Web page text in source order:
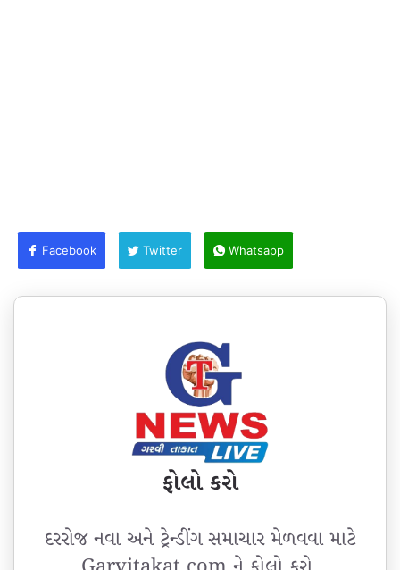
Facebook Twitter Whatsapp
ફોલો કરો
દરરોજ નવા અને ટ્રેન્ડીંગ સમાચાર મેળવવા માટે